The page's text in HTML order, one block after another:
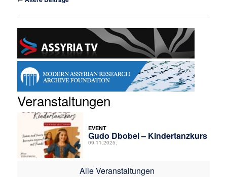
Veranstaltungen
EVENT
Gudo Dbobel – Kindertanzkurs
09.11.2025,
Alle Veranstaltungen